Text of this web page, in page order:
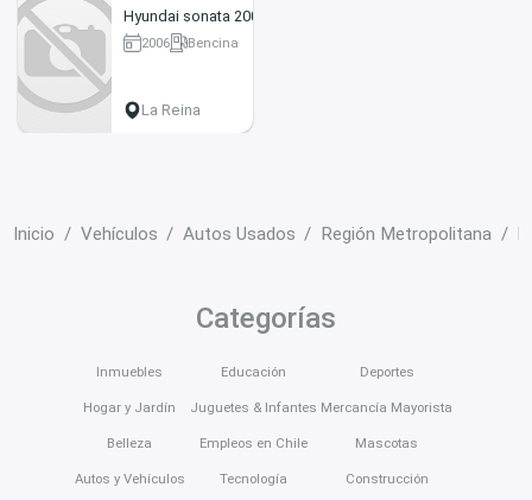
Hyundai sonata 2006
2006
Bencina
La Reina
Inicio Vehículos Autos Usados Región Metropolitana
Categorías
Inmuebles
Hogar y Jardín
Belleza
Autos y Vehículos
Educación
Juguetes & Infantes
Empleos en Chile
Tecnología
Deportes
Mercancía Mayorista
Mascotas
Construcción